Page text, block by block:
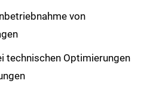
von
technischen Optimierungen